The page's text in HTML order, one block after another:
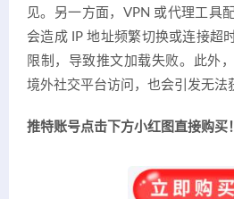
见。另一方面，VPN 或代理工具
会造成 IP 地址频繁切换或连接超
限制，导致推文加载失败。此外
境外社交平台访问，也会引发无法
推特账号点击下方小红图直接购买！